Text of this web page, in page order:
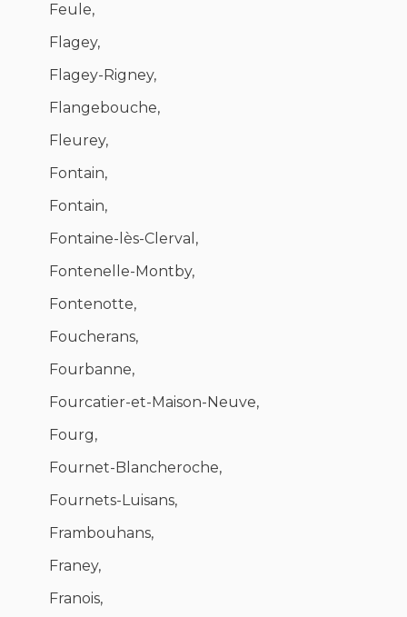
Feule,
Flagey,
Flagey-Rigney,
Flangebouche,
Fleurey,
Fontain,
Fontain,
Fontaine-lès-Clerval,
Fontenelle-Montby,
Fontenotte,
Foucherans,
Fourbanne,
Fourcatier-et-Maison-Neuve,
Fourg,
Fournet-Blancheroche,
Fournets-Luisans,
Frambouhans,
Franey,
Franois,